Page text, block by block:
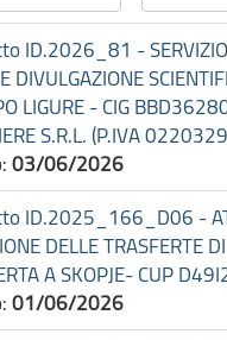
- SERVIZIO
DIVULGAZIONE
LIGURE - CIG
S.R.L. (P.IVA
03/06/2026
ID.2025_166_D06 -
DELLE TRASFERTE
A SKOPJE- CUP
01/06/2026